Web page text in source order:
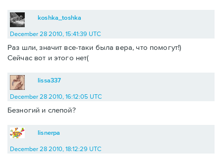
koshka_toshka
December 28 2010, 15:41:39 UTC
Раз шли, значит все-таки была вера, что помогут!)
Сейчас вот и этого нет(
lissa337
December 28 2010, 16:12:05 UTC
Безногий и слепой?
lisnerpa
December 28 2010, 18:12:29 UTC